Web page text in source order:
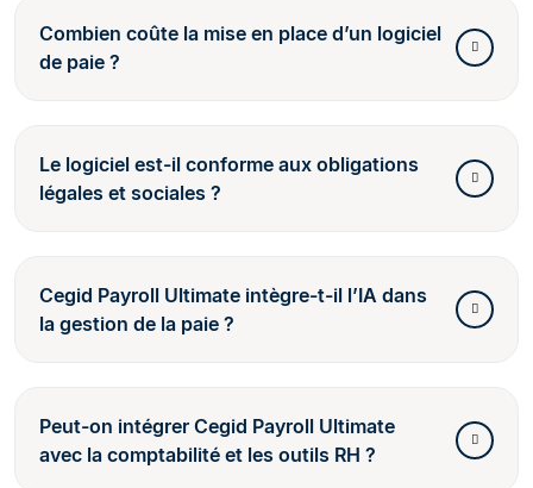
Combien coûte la mise en place d’un logiciel
de paie ?
Le logiciel est-il conforme aux obligations
légales et sociales ?
Cegid Payroll Ultimate intègre-t-il l’IA dans
la gestion de la paie ?
Peut-on intégrer Cegid Payroll Ultimate
avec la comptabilité et les outils RH ?